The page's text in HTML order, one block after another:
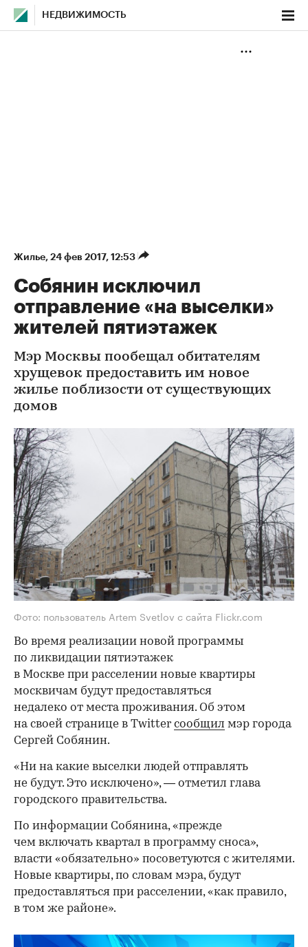
НЕДВИЖИМОСТЬ
Жилье⁠, 24 фев 2017, 12:53
Собянин исключил
отправление «на выселки»
жителей пятиэтажек
Мэр Москвы пообещал обитателям
хрущевок предоставить им новое
жилье поблизости от существующих
домов
Фото: пользователь Artem Svetlov с сайта Flickr.com
Во время реализации новой программы
по ликвидации пятиэтажек
в Москве при расселении новые квартиры
москвичам будут предоставляться
недалеко от места проживания. Об этом
на своей странице в Twitter сообщил мэр города
Сергей Собянин.
«Ни на какие выселки людей отправлять
не будут. Это исключено», — отметил глава
городского правительства.
По информации Собянина, «прежде
чем включать квартал в программу сноса»,
власти «обязательно» посоветуются с жителями.
Новые квартиры, по словам мэра, будут
предоставляться при расселении, «как правило,
в том же районе».